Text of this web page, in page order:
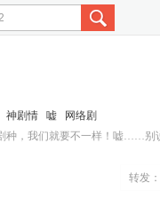
神剧情 嘘
网络剧
种，我们就要不一样！嘘……别
转发：